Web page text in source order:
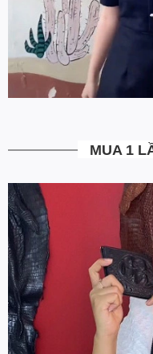
Bạn được quyền kiểm tra
hàng không ưng ý. Ngoài
trong vòng 7 ngày kể từ
5. Miễn Phí Giao Hàng
Toàn bộ các đơn hàng từ
Chúng tôi chọn cách tối ưu
trung gian, không cửa
xuất từ xưởng đóng gói và
dụng). Tập trung vào cải
dịch vụ chăm sóc khách
MUA 1